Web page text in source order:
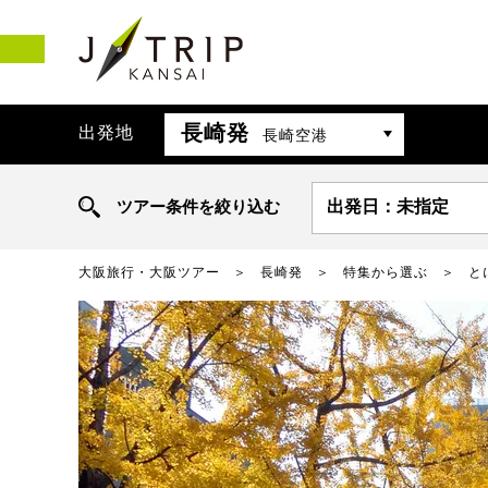
出発地 長崎発 長崎空港
ツアー条件を絞り込む 出発日：未指定
大阪旅行・大阪ツアー 長崎発 特集から選ぶ と